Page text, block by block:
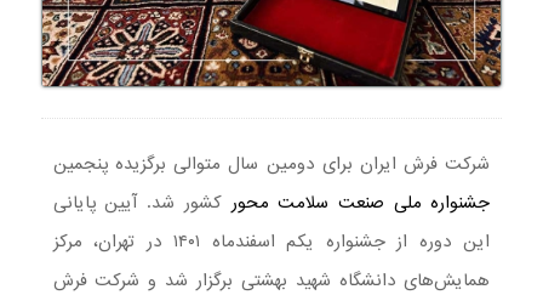
شرکت فرش ایران برای دومین سال متوالی برگزیده پنجمین
جشنواره ملی صنعت سلامت محور کشور شد. آیین پایانی
این دوره از جشنواره یکم اسفندماه ۱۴۰۱ در تهران، مرکز
همایش‌های دانشگاه شهید بهشتی برگزار شد و شرکت فرش